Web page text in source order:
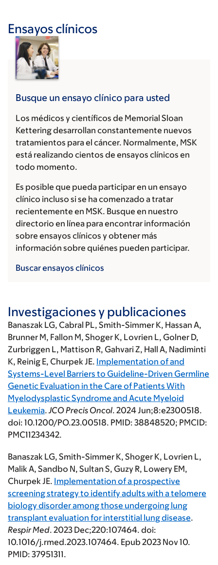
Ensayos clínicos
Busque un ensayo clínico para usted
Los médicos y científicos de Memorial Sloan
Kettering desarrollan constantemente nuevos
tratamientos para el cáncer. Normalmente, MSK
está realizando cientos de ensayos clínicos en
todo momento.
Es posible que pueda participar en un ensayo
clínico incluso si se ha comenzado a tratar
recientemente en MSK. Busque en nuestro
directorio en línea para encontrar información
sobre ensayos clínicos y obtener más
información sobre quiénes pueden participar.
Buscar ensayos clínicos
Investigaciones y publicaciones
Banaszak LG, Cabral PL, Smith-Simmer K, Hassan A,
Brunner M, Fallon M, Shoger K, Lovrien L, Golner D,
Zurbriggen L, Mattison R, Gahvari Z, Hall A, Nadiminti
K, Reinig E, Churpek JE. Implementation of and
Systems-Level Barriers to Guideline-Driven Germline
Genetic Evaluation in the Care of Patients With
Myelodysplastic Syndrome and Acute Myeloid
Leukemia.JCO Precis Oncol. 2024 Jun;8:e2300518.
doi: 10.1200/PO.23.00518. PMID: 38848520; PMCID:
PMC11234342.
Banaszak LG, Smith-Simmer K, Shoger K, Lovrien L,
Malik A, Sandbo N, Sultan S, Guzy R, Lowery EM,
Churpek JE. Implementation of a prospective
screening strategy to identify adults with a telomere
biology disorder among those undergoing lung
transplant evaluation for interstitial lung disease.
Respir Med. 2023 Dec;220:107464. doi:
10.1016/j.rmed.2023.107464. Epub 2023 Nov 10.
PMID: 37951311.